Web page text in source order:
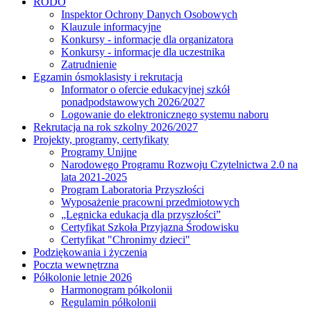
Inspektor Ochrony Danych Osobowych
Klauzule informacyjne
Konkursy - informacje dla organizatora
Konkursy - informacje dla uczestnika
Zatrudnienie
Egzamin ósmoklasisty i rekrutacja
Informator o ofercie edukacyjnej szkół
ponadpodstawowych 2026/2027
Logowanie do elektronicznego systemu naboru
Rekrutacja na rok szkolny 2026/2027
Projekty, programy, certyfikaty
Programy Unijne
Narodowego Programu Rozwoju Czytelnictwa 2.0 na
lata 2021-2025
Program Laboratoria Przyszłości
Wyposażenie pracowni przedmiotowych
„Legnicka edukacja dla przyszłości”
Certyfikat Szkoła Przyjazna Środowisku
Certyfikat "Chronimy dzieci"
Podziękowania i życzenia
Poczta wewnętrzna
Półkolonie letnie 2026
Harmonogram półkolonii
Regulamin półkolonii